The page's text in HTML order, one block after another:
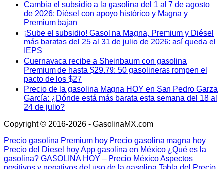
Cambia el subsidio a la gasolina del 1 al 7 de agosto
de 2026: Diésel con apoyo histórico y Magna y
Premium bajan
¡Sube el subsidio! Gasolina Magna, Premium y Diésel
más baratas del 25 al 31 de julio de 2026: así queda el
IEPS
Cuernavaca recibe a Sheinbaum con gasolina
Premium de hasta $29.79: 50 gasolineras rompen el
pacto de los $27
Precio de la gasolina Magna HOY en San Pedro Garza
García: ¿Dónde está más barata esta semana del 18 al
24 de julio?
Copyright © 2016-2026 - GasolinaMX.com
Precio gasolina Premium hoy Precio gasolina magna hoy
Precio del Diesel hoyApp gasolina en México ¿Qué es la
gasolina? GASOLINA HOY – Precio MéxicoAspectos
positivos y negativos del uso de la gasolina Tabla del Precio